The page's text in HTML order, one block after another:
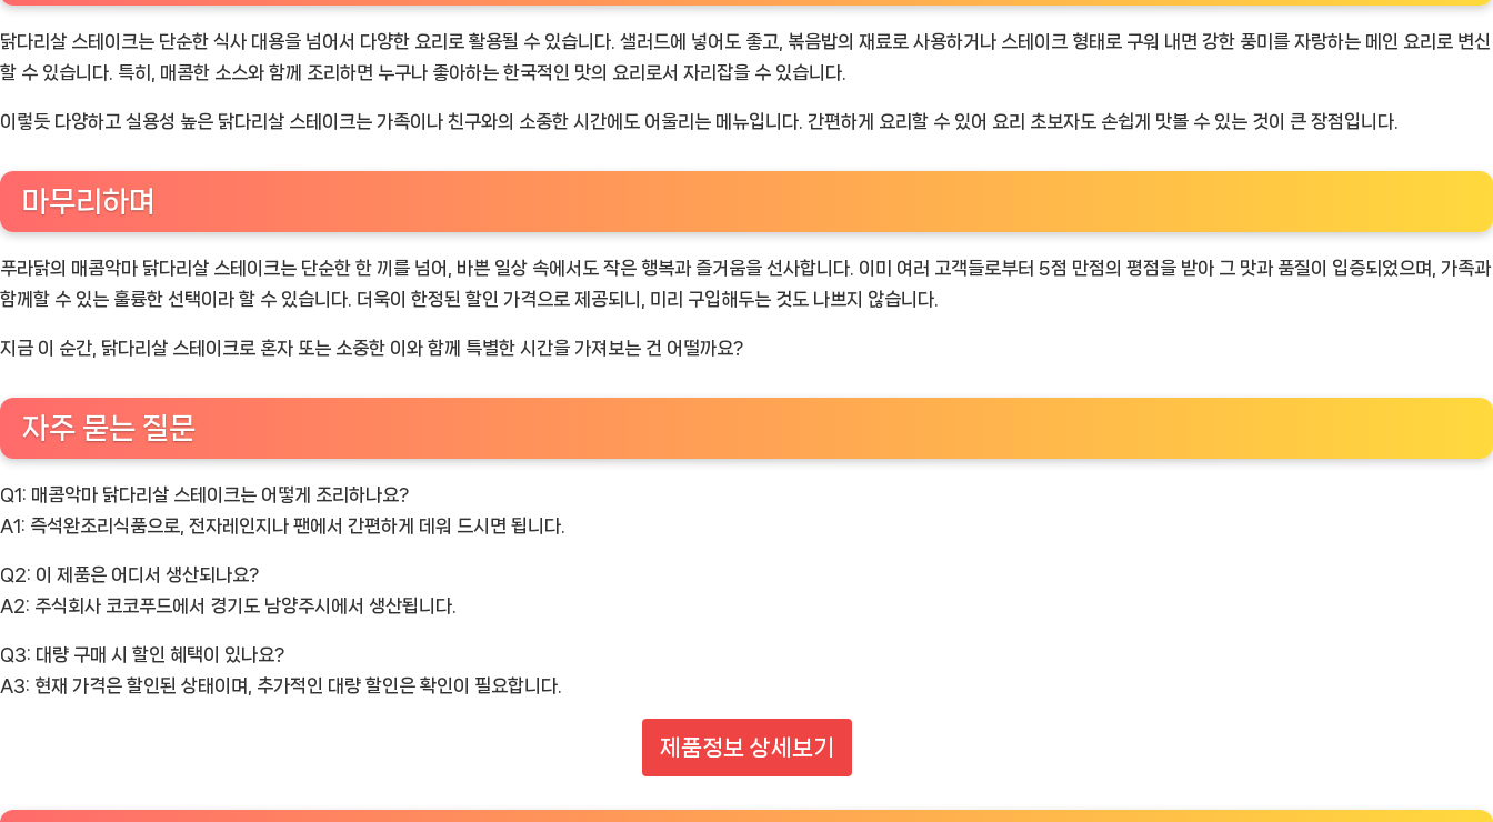
닭다리살 스테이크는 단순한 식사 대용을 넘어서 다양한 요리로 활용될 수 있습니다. 샐러드에 넣어도 좋고, 볶음밥의 재료로 사용하거나 스테이크 형태로 구워 내면 강한 풍미를 자랑하는 메인 요리로 변신
할 수 있습니다. 특히, 매콤한 소스와 함께 조리하면 누구나 좋아하는 한국적인 맛의 요리로서 자리잡을 수 있습니다.
이렇듯 다양하고 실용성 높은 닭다리살 스테이크는 가족이나 친구와의 소중한 시간에도 어울리는 메뉴입니다. 간편하게 요리할 수 있어 요리 초보자도 손쉽게 맛볼 수 있는 것이 큰 장점입니다.
마무리하며
푸라닭의 매콤악마 닭다리살 스테이크는 단순한 한 끼를 넘어, 바쁜 일상 속에서도 작은 행복과 즐거움을 선사합니다. 이미 여러 고객들로부터 5점 만점의 평점을 받아 그 맛과 품질이 입증되었으며, 가족과
함께할 수 있는 훌륭한 선택이라 할 수 있습니다. 더욱이 한정된 할인 가격으로 제공되니, 미리 구입해두는 것도 나쁘지 않습니다.
지금 이 순간, 닭다리살 스테이크로 혼자 또는 소중한 이와 함께 특별한 시간을 가져보는 건 어떨까요?
자주 묻는 질문
Q1: 매콤악마 닭다리살 스테이크는 어떻게 조리하나요?
A1: 즉석완조리식품으로, 전자레인지나 팬에서 간편하게 데워 드시면 됩니다.
Q2: 이 제품은 어디서 생산되나요?
A2: 주식회사 코코푸드에서 경기도 남양주시에서 생산됩니다.
Q3: 대량 구매 시 할인 혜택이 있나요?
A3: 현재 가격은 할인된 상태이며, 추가적인 대량 할인은 확인이 필요합니다.
제품정보 상세보기